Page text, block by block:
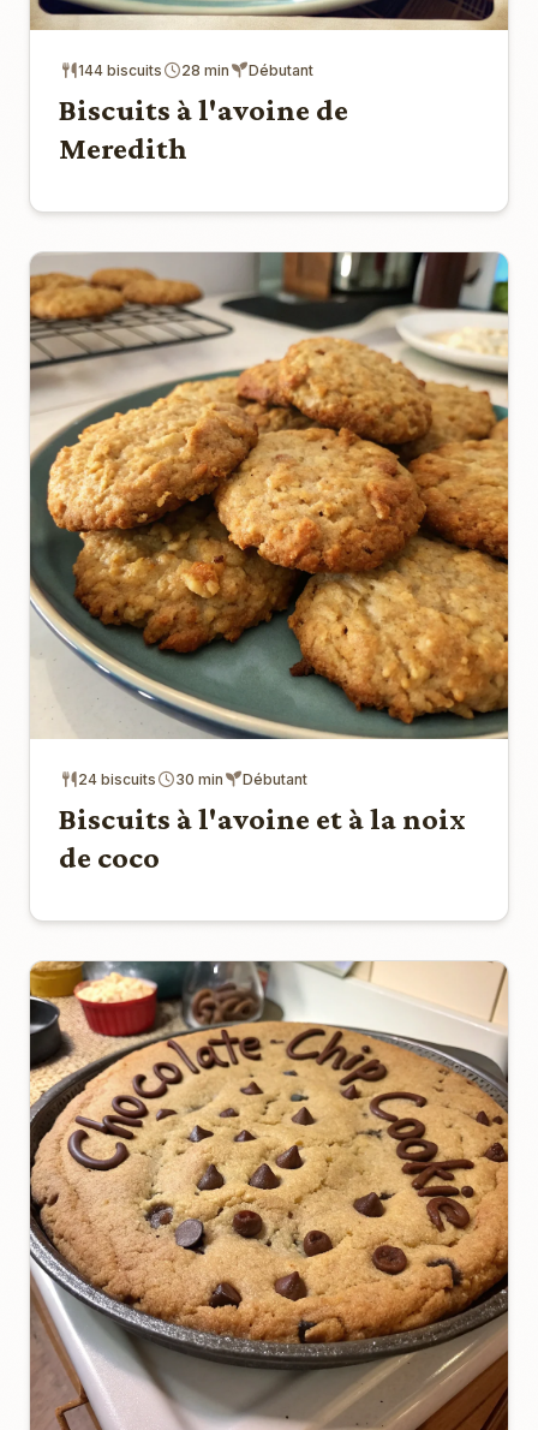
144 biscuits 28 min Débutant
Biscuits à l'avoine de
Meredith
24 biscuits 30 min Débutant
Biscuits à l'avoine et à la noix
de coco